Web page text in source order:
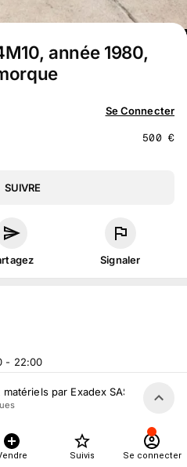
année 1980,
Se Connecter
500 €
SUIVRE
Signaler
- 22:00
parENCHÈRES 113
113, 390 Rue des Portes
par Exadex SAS du 14 Avril
Suivis Se connecter